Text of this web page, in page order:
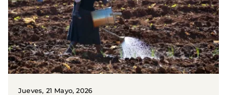
Jueves, 21 Mayo, 2026